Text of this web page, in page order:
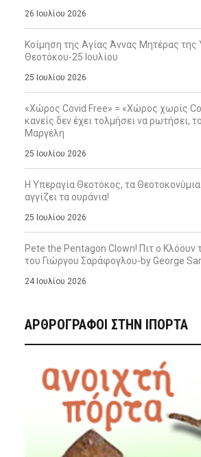
26 Ιουλίου 2026
Κοίμηση της Αγίας Άννας Μητέρας της
Θεοτόκου-25 Ιουλίου
25 Ιουλίου 2026
«Χώρος Covid Free» = «Χώρος χωρίς
κανείς δεν έχει τολμήσει να ρωτήσει,
Μαργέλη
25 Ιουλίου 2026
Η Υπεραγία Θεοτόκος, τα
αγγίζει τα ουράνια!
25 Ιουλίου 2026
Pete the Pentagon Clown! Πιτ ο Κλόουν
του Γιώργου Σαράφογλου-by George
24 Ιουλίου 2026
ΑΡΘΡΟΓΡΑΦΟΙ ΣΤΗΝ IΠΟΡΤΑ